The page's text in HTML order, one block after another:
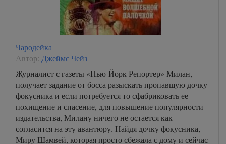
Чародейка
Автор: Джеймс Чейз
Журналист с газеты «Нью-Йорк Репортер» Милан,
получает задание от босса разыскать пропавшую дочку
фокусника и если потребуется то сфабриковать ее
похищение и спасение, для повышение популярности
издательства, Милану ничего не остается как
согласится на эту авантюру. Найдя дочку фокусника,
Миру Шамвей, которая просто сбежала с дому и сейчас